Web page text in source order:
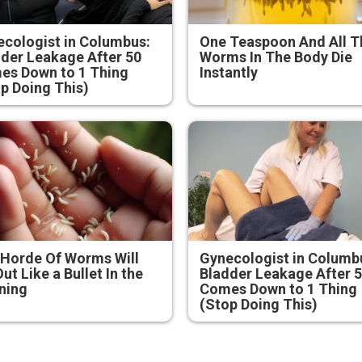
in Columbus:
Leakage After 50
Down to 1 Thing
Doing This)
One Teaspoon And All
Worms In The Body Die
Instantly
Of Worms Will
Like a Bullet In the
Gynecologist in
Bladder Leakage After
Comes Down to 1 Thing
(Stop Doing This)